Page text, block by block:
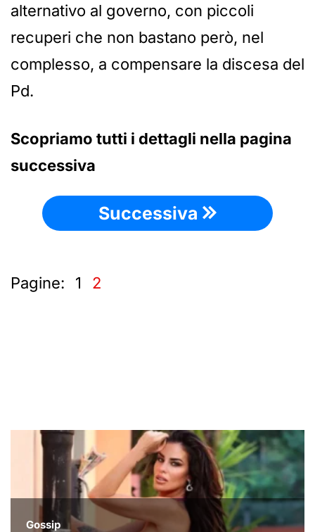
alternativo al governo, con piccoli
recuperi che non bastano però, nel
complesso, a compensare la discesa del
Pd.
Scopriamo tutti i dettagli nella pagina
successiva
Successiva
Pagine: 1 2